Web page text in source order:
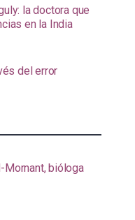
la doctora que
en la India
del error
Mornant, bióloga